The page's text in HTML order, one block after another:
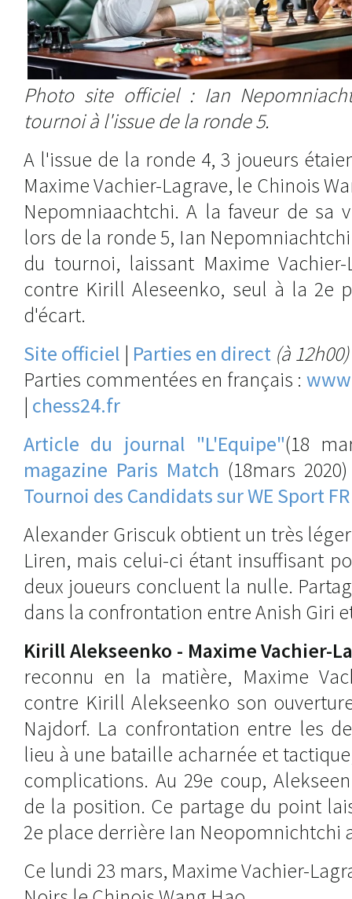
Photo site officiel : Ian
tournoi à l'issue de la ronde 5.
A l'issue de la ronde 4, 3 joueurs
Maxime Vachier-Lagrave, le Chinois
Nepomniaachtchi. A la faveur de sa
lors de la ronde 5, Ian
du tournoi, laissant Maxime
contre Kirill Aleseenko, seul à la 2e
d'écart.
Site officiel | Parties en direct (à 12h00)
Parties commentées en français :
| chess24.fr
Article du journal "L'Equipe"(18
magazine Paris Match (18mars
Tournoi des Candidats sur WE Sport FR
Alexander Griscuk obtient un très
Liren, mais celui-ci étant insuffisant
deux joueurs concluent la nulle.
dans la confrontation entre Anish Giri
Kirill Alekseenko - Maxime Vachier-
reconnu en la matière, Maxime
contre Kirill Alekseenko son
Najdorf. La confrontation entre les
lieu à une bataille acharnée et
complications. Au 29e coup,
de la position. Ce partage du point
2e place derrière Ian Neopomnichtchi
Ce lundi 23 mars, Maxime Vachier-